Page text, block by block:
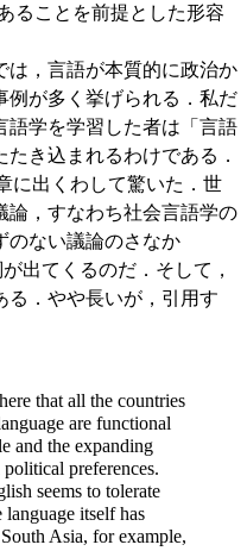
ることを前提とした形容
，言語が本質的に政治か
例が多く挙げられる．私だ
語学を学習した者は「言語
き込まれるわけである．
に出くわして驚いた．世
論，すなわち社会言語学の
のない議論のさなか
出てくるのだ．そして，
る．やや長いが，引用す
that all the countries
are functional
and the expanding
preferences.
seems to tolerate
itself has
Asia, for example,